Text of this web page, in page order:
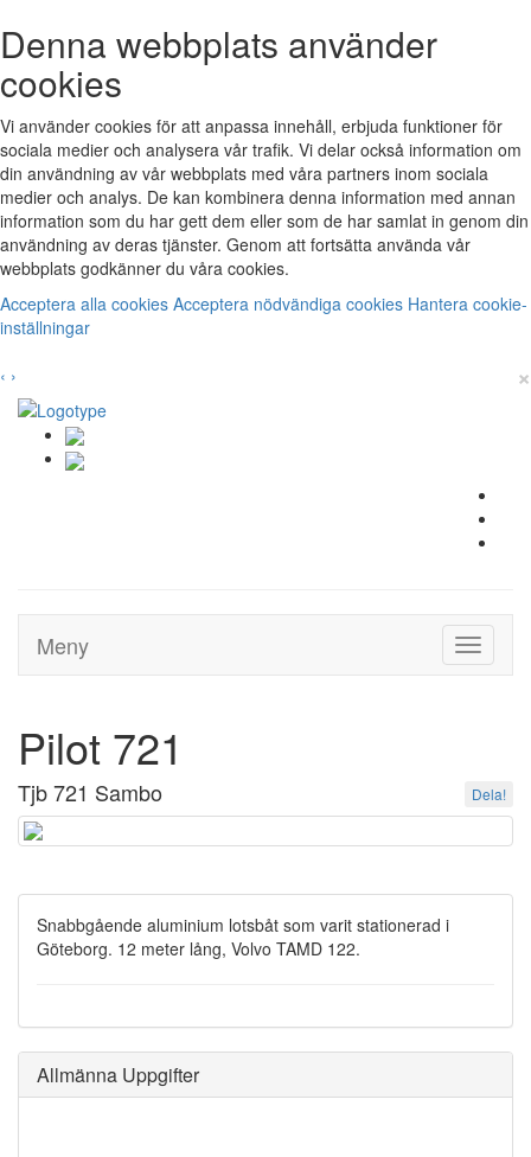
Denna webbplats använder
cookies
Vi använder cookies för att anpassa innehåll, erbjuda funktioner för
sociala medier och analysera vår trafik. Vi delar också information om
din användning av vår webbplats med våra partners inom sociala
medier och analys. De kan kombinera denna information med annan
information som du har gett dem eller som de har samlat in genom din
användning av deras tjänster. Genom att fortsätta använda vår
webbplats godkänner du våra cookies.
Acceptera alla cookies Acceptera nödvändiga cookies Hantera cookie-
inställningar
‹ › ×
Toggle
Meny
Pilot 721
Tjb 721 Sambo Dela!
Snabbgående aluminium lotsbåt som varit stationerad i
Göteborg. 12 meter lång, Volvo TAMD 122.
Allmänna Uppgifter